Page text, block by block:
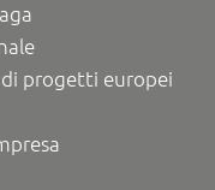
progetti europei